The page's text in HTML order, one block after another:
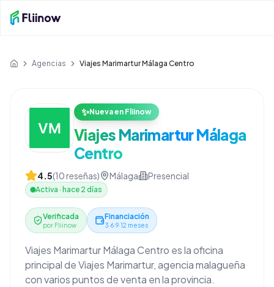
Inicio Agencias Viajes Marimartur Málaga Centro
✨Nueva en Fliinow
Viajes Marimartur Málaga
Centro
4.5(10reseñas) Málaga Presencial
Activa · hace 2 días
Verificada
por Fliinow
Financiación
3·6·9·12 meses
Viajes Marimartur Málaga Centro es la oficina
principal de Viajes Marimartur, agencia malagueña
con varios puntos de venta en la provincia.